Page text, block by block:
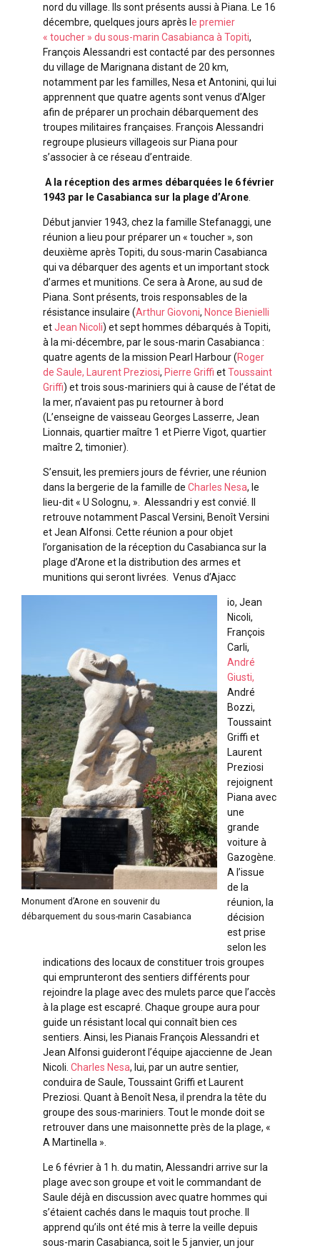
nord du village. Ils sont présents aussi à Piana. Le 16
décembre, quelques jours après l e premier
« toucher » du sous-marin Casabianca à Topiti,
François Alessandri est contacté par des personnes
du village de Marignana distant de 20 km,
notamment par les familles, Nesa et Antonini, qui lui
apprennent que quatre agents sont venus d’Alger
afin de préparer un prochain débarquement des
troupes militaires françaises. François Alessandri
regroupe plusieurs villageois sur Piana pour
s’associer à ce réseau d’entraide.
A la réception des armes débarquées le 6 février
1943 par le Casabianca sur la plage d’Arone
Début janvier 1943, chez la famille Stefanaggi, une
réunion a lieu pour préparer un « toucher », son
deuxième après Topiti, du sous-marin Casabianca
qui va débarquer des agents et un important stock
d’armes et munitions. Ce sera à Arone, au sud de
Piana. Sont présents, trois responsables de la
résistance insulaire (Arthur Giovoni, Nonce Bienielli
etJean Nicoli) et sept hommes débarqués à Topiti,
à la mi-décembre, par le sous-marin Casabianca :
quatre agents de la mission Pearl Harbour (Roger
de Saule,
Laurent Preziosi, Pierre Griffi etToussaint
Griffi) et trois sous-mariniers qui à cause de l’état de
la mer, n’avaient pas pu retourner à bord
(L’enseigne de vaisseau Georges Lasserre, Jean
Lionnais, quartier maître 1 et Pierre Vigot, quartier
maître 2, timonier).
S’ensuit, les premiers jours de février, une réunion
dans la bergerie de la famille de Charles Nesa, le
lieu-dit « U Solognu, ». Alessandri y est convié. Il
retrouve notamment Pascal Versini, Benoît Versini
et Jean Alfonsi. Cette réunion a pour objet
l’organisation de la réception du Casabianca sur la
plage d’Arone et la distribution des armes et
munitions qui seront livrées. Venus d’Ajacc
Monument d’Arone en souvenir du
débarquement du sous-marin Casabianca
io, Jean
Nicoli,
François
Carli,
André
Giusti,
André
Bozzi,
Toussaint
Griffi et
Laurent
Preziosi
rejoignent
Piana avec
une
grande
voiture à
Gazogène.
A l’issue
de la
réunion, la
décision
est prise
selon les
indications des locaux de constituer trois groupes
qui emprunteront des sentiers différents pour
rejoindre la plage avec des mulets parce que l’accès
à la plage est escapré. Chaque groupe aura pour
guide un résistant local qui connaît bien ces
sentiers. Ainsi, les Pianais François Alessandri et
Jean Alfonsi guideront l’équipe ajaccienne de Jean
Nicoli. Charles Nesa, lui, par un autre sentier,
conduira de Saule, Toussaint Griffi et Laurent
Preziosi. Quant à Benoît Nesa, il prendra la tête du
groupe des sous-mariniers. Tout le monde doit se
retrouver dans une maisonnette près de la plage, «
A Martinella ».
Le 6 février à 1 h. du matin, Alessandri arrive sur la
plage avec son groupe et voit le commandant de
Saule déjà en discussion avec quatre hommes qui
s’étaient cachés dans le maquis tout proche. Il
apprend qu’ils ont été mis à terre la veille depuis
sous-marin Casabianca, soit le 5 janvier, un jour